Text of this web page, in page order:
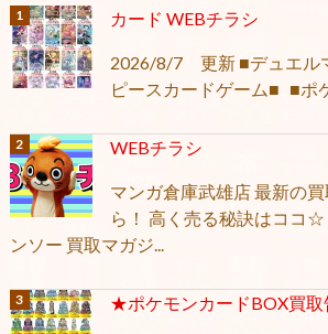
カード WEBチラシ
2026/8/7 更新 ■デュエル
ピースカードゲーム■ ■ポ
WEBチラシ
マンガ倉庫武雄店 最新の
ら！ 高く売る秘訣はココ
ンソー 買取マガジ...
★ポケモンカードBOX買